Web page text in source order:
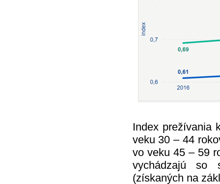
Index prežívania
veku 30 – 44
vo veku 45 – 59
vychádzajú so
(získaných na